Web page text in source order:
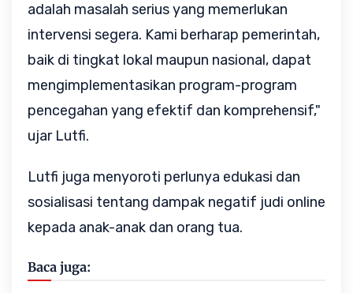
adalah masalah serius yang memerlukan
intervensi segera. Kami berharap pemerintah,
baik di tingkat lokal maupun nasional, dapat
mengimplementasikan program-program
pencegahan yang efektif dan komprehensif,"
ujar Lutfi.
Lutfi juga menyoroti perlunya edukasi dan
sosialisasi tentang dampak negatif judi online
kepada anak-anak dan orang tua.
Baca juga: